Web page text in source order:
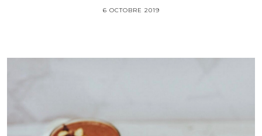
6 OCTOBRE 2019